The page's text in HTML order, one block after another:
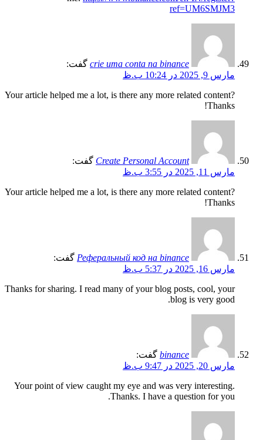
ref=UM6SMJM3
crie uma conta na binance گفت:
مارس 9, 2025 در 10:24 ب.ظ
Your article helped me a lot, is there any more related content?
Thanks!
Create Personal Account گفت:
مارس 11, 2025 در 3:55 ب.ظ
Your article helped me a lot, is there any more related content?
Thanks!
Реферальный код на binance گفت:
مارس 16, 2025 در 5:37 ب.ظ
Thanks for sharing. I read many of your blog posts, cool, your
blog is very good.
binance گفت:
مارس 20, 2025 در 9:47 ب.ظ
Your point of view caught my eye and was very interesting.
Thanks. I have a question for you.